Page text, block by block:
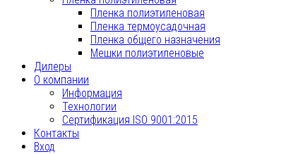
Пленка полиэтиленовая
Пленка термоусадочная
Пленка общего назначения
Мешки полиэтиленовые
Дилеры
О компании
Информация
Технологии
Сертификация ISO 9001:2015
Контакты
Вход